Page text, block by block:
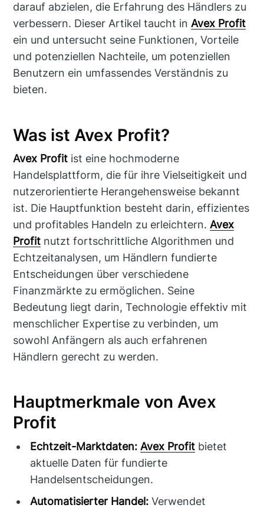
darauf abzielen, die Erfahrung des Händlers zu
verbessern. Dieser Artikel taucht inAvex Profit
ein und untersucht seine Funktionen, Vorteile
und potenziellen Nachteile, um potenziellen
Benutzern ein umfassendes Verständnis zu
bieten.
Was ist Avex Profit?
Avex Profit ist eine hochmoderne
Handelsplattform, die für ihre Vielseitigkeit und
nutzerorientierte Herangehensweise bekannt
ist. Die Hauptfunktion besteht darin, effizientes
und profitables Handeln zu erleichtern.Avex
Profit nutzt fortschrittliche Algorithmen und
Echtzeitanalysen, um Händlern fundierte
Entscheidungen über verschiedene
Finanzmärkte zu ermöglichen. Seine
Bedeutung liegt darin, Technologie effektiv mit
menschlicher Expertise zu verbinden, um
sowohl Anfängern als auch erfahrenen
Händlern gerecht zu werden.
Hauptmerkmale von Avex
Profit
Echtzeit-Marktdaten: Avex Profit bietet
aktuelle Daten für fundierte
Handelsentscheidungen.
Automatisierter Handel: Verwendet